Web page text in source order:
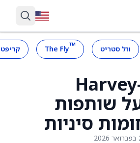
וול סטריט ™
The Fly
אינטאפ ו-Harvey
שותפות
סיניות